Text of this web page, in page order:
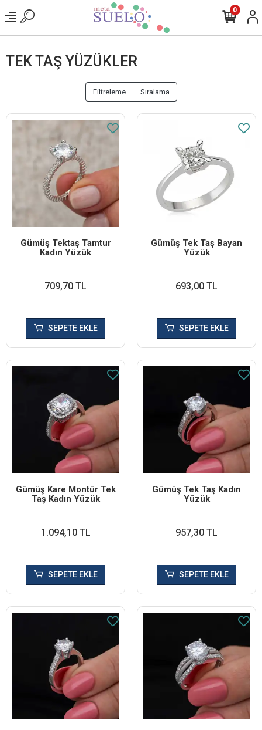
0
TEK TAŞ YÜZÜKLER
Filtreleme Sıralama
Gümüş Tektaş Tamtur
Kadın Yüzük
709,70 TL
SEPETE EKLE
Gümüş Tek Taş Bayan
Yüzük
693,00 TL
SEPETE EKLE
Gümüş Kare Montür Tek
Taş Kadın Yüzük
1.094,10 TL
SEPETE EKLE
Gümüş Tek Taş Kadın
Yüzük
957,30 TL
SEPETE EKLE